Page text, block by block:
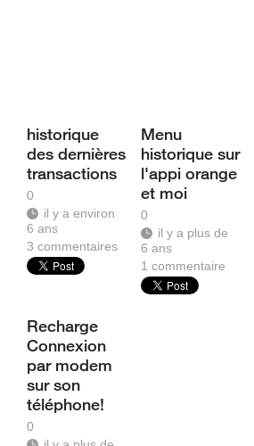
historique
des dernières
transactions
0
il y a environ
6 ans
3 commentaires
Menu
historique sur
l'appi orange
et moi
0
il y a plus de
6 ans
1commentaire
Recharge
Connexion
par modem
sur son
téléphone!
0